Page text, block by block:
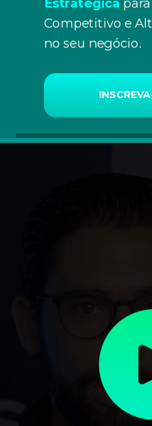
Estratégica
Competitivo e
no seu negócio.